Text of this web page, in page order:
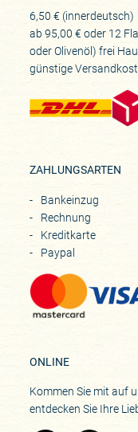
6,50 € (innerdeutsch)
ab 95,00 € oder 12
oder Olivenöl) frei
günstige
ZAHLUNGSARTEN
Bankeinzug
Rechnung
Kreditkarte
Paypal
ONLINE
Kommen Sie mit auf
entdecken Sie Ihre